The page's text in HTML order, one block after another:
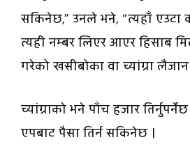
सकिनेछ,” उनले भने, “त्यहाँ एउटा
त्यही नम्बर लिएर आएर हिसाब
गरेको खसीबोका वा च्यांग्रा
च्यांग्राको भने पाँच हजार
एपबाट पैसा तिर्न सकिनेछ ।